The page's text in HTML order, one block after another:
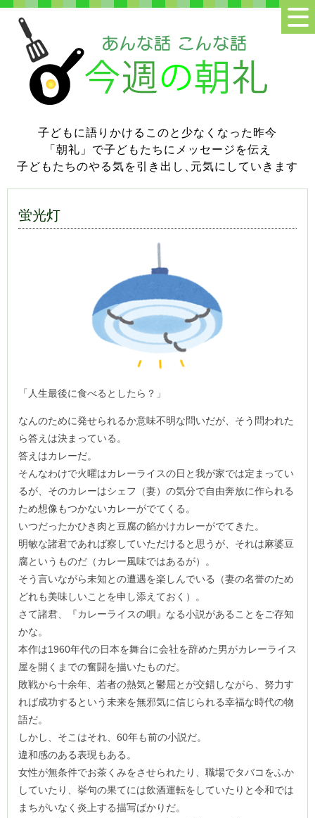
子どもに語りかけるこのと少なくなった昨今
「朝礼」で子どもたちにメッセージを伝え
子どもたちのやる気を引き出し
元気にしていきます
蛍光灯
「人生最後に食べるとしたら？」
なんのために発せられるか意味不明な問いだが、そう問われた
ら答えは決まっている。
答えはカレーだ。
そんなわけで火曜はカレーライスの日と我が家では定まってい
るが、そのカレーはシェフ（妻）の気分で自由奔放に作られる
ため想像もつかないカレーがでてくる。
いつだったかひき肉と豆腐の餡かけカレーがでてきた。
明敏な諸君であれば察していただけると思うが、それは麻婆豆
腐というものだ（カレー風味ではあるが）。
そう言いながら未知との遭遇を楽しんでいる（妻の名誉のため
どれも美味しいことを申し添えておく）。
さて諸君、『カレーライスの唄』なる小説があることをご存知
かな。
本作は1960年代の日本を舞台に会社を辞めた男がカレーライス
屋を開くまでの奮闘を描いたものだ。
敗戦から十余年、若者の熱気と鬱屈とが交錯しながら、努力す
れば成功するという未来を無邪気に信じられる幸福な時代の物
語だ。
しかし、そこはそれ、60年も前の小説だ。
違和感のある表現もある。
女性が無条件でお茶くみをさせられたり、職場でタバコをふか
していたり、挙句の果てには飲酒運転をしていたりと令和では
まちがいなく炎上する描写ばかりだ。